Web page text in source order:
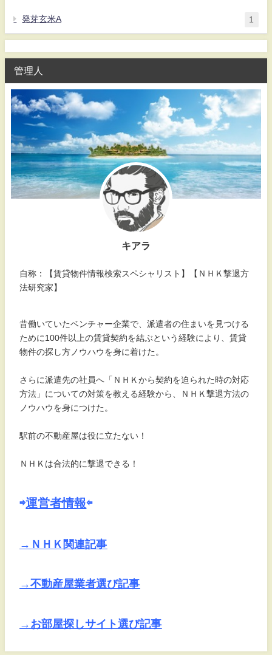
発芽玄米A 1
管理人
キアラ
自称：【賃貸物件情報検索スペシャリスト】【ＮＨＫ撃退方
法研究家】
昔働いていたベンチャー企業で、派遣者の住まいを見つける
ために100件以上の賃貸契約を結ぶという経験により、賃貸
物件の探し方ノウハウを身に着けた。
さらに派遣先の社員へ「ＮＨＫから契約を迫られた時の対応
方法」についての対策を教える経験から、ＮＨＫ撃退方法の
ノウハウを身につけた。
駅前の不動産屋は役に立たない！
ＮＨＫは合法的に撃退できる！
⇨運営者情報⇦
→ＮＨＫ関連記事
→不動産屋業者選び記事
→お部屋探しサイト選び記事